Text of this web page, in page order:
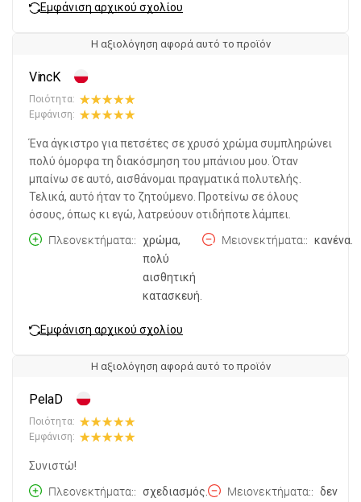
Εμφάνιση αρχικού σχολίου
Η αξιολόγηση αφορά αυτό το προϊόν
VincK
Ποιότητα:
Εμφάνιση:
Ένα άγκιστρο για πετσέτες σε χρυσό χρώμα συμπληρώνει
πολύ όμορφα τη διακόσμηση του μπάνιου μου. Όταν
μπαίνω σε αυτό, αισθάνομαι πραγματικά πολυτελής.
Τελικά, αυτό ήταν το ζητούμενο. Προτείνω σε όλους
όσους, όπως κι εγώ, λατρεύουν οτιδήποτε λάμπει.
Πλεονεκτήματα:
χρώμα,
πολύ
αισθητική
κατασκευή.
Μειονεκτήματα: κανένα.
Εμφάνιση αρχικού σχολίου
Η αξιολόγηση αφορά αυτό το προϊόν
PelaD
Ποιότητα:
Εμφάνιση:
Συνιστώ!
Πλεονεκτήματα:
σχεδιασμός. Μειονεκτήματα:
δεν